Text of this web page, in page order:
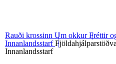
Rauði krossinn Um okkurFréttir
Innanlandsstarf
Innanlandsstarf